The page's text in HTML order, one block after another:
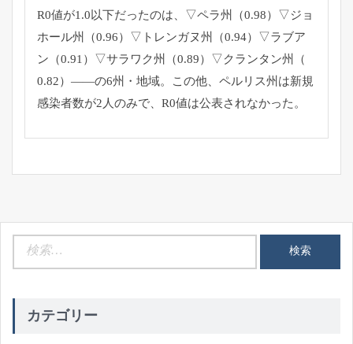
R0値が1.0以下だったのは、▽ペラ州（0.98）▽ジョ
ホール州（0.96）▽トレンガヌ州（0.94）▽ラブア
ン（0.91）▽サラワク州（0.89）▽クランタン州（
0.82）——の6州・地域。この他、 ペルリス州は新規
感染者数が2人のみで、 R0値は公表されなかった。
カテゴリー